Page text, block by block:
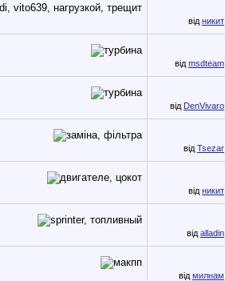
від никит
від msdteam
від DenVivaro
від Tsezar
від никит
від alladin
від милнам